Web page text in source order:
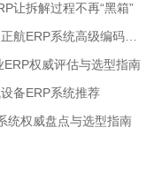
让拆解过程不再“黑箱”
权威评估与选型指南
备ERP系统推荐
统权威盘点与选型指南